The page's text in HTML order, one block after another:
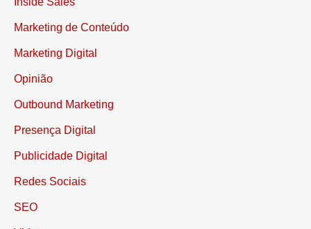
Inside Sales
Marketing de Conteúdo
Marketing Digital
Opinião
Outbound Marketing
Presença Digital
Publicidade Digital
Redes Sociais
SEO